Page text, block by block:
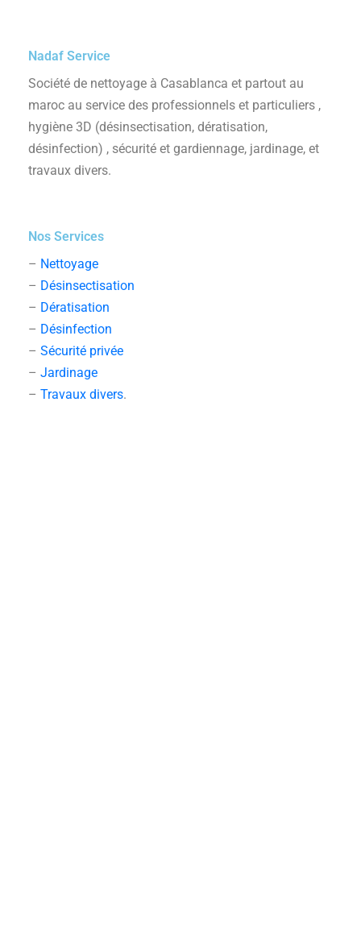
Nadaf Service
Société de nettoyage à Casablanca et partout au
maroc au service des professionnels et particuliers ,
hygiène 3D (désinsectisation, dératisation,
désinfection) , sécurité et gardiennage, jardinage, et
travaux divers.
Nos Services
– Nettoyage
– Désinsectisation
– Dératisation
– Désinfection
– Sécurité privée
– Jardinage
– Travaux divers.